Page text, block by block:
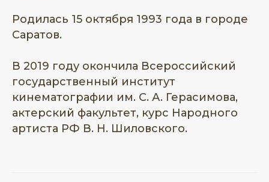
Родилась 15 октября 1993 года в городе
Саратов.
В 2019 году окончила Всероссийский
государственный институт
кинематографии им. С. А. Герасимова,
актерский факультет, курс Народного
артиста РФ В. Н. Шиловского.